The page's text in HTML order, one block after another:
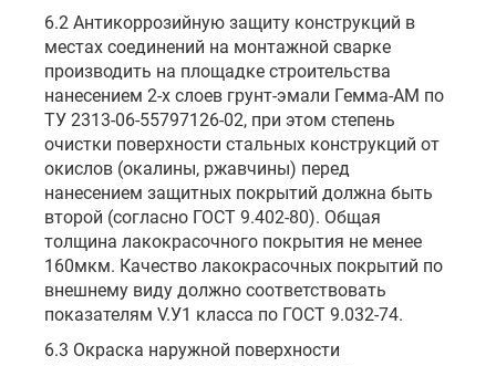
6.2 Антикоррозийную защиту конструкций в
местах соединений на монтажной сварке
производить на площадке строительства
нанесением 2-х слоев грунт-эмали Гемма-АМ по
ТУ 2313-06-55797126-02, при этом степень
очистки поверхности стальных конструкций от
окислов (окалины, ржавчины) перед
нанесением защитных покрытий должна быть
второй (согласно ГОСТ 9.402-80). Общая
толщина лакокрасочного покрытия не менее
160мкм. Качество лакокрасочных покрытий по
внешнему виду должно соответствовать
показателям V.У1 класса по ГОСТ 9.032-74.
6.3 Окраска наружной поверхности